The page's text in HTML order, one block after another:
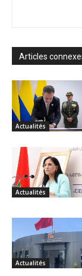
Articles
Actualités
Actualités
Actualités